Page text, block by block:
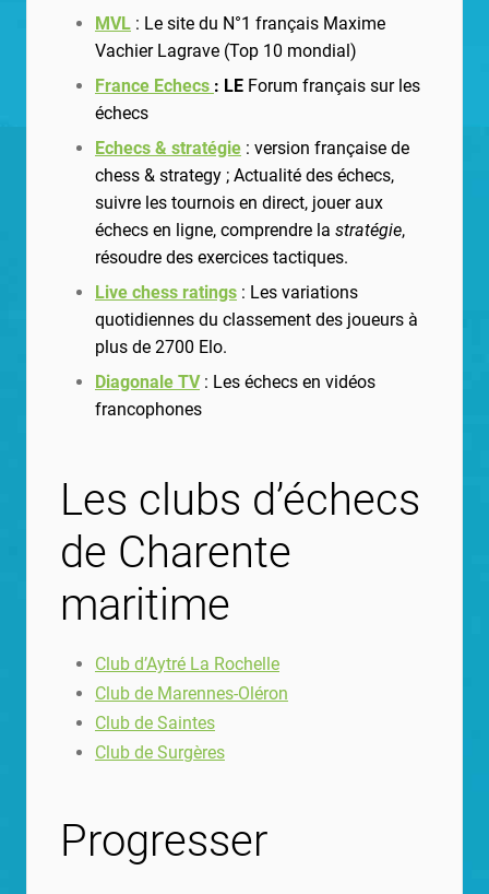
MVL : Le site du N°1 français Maxime
Vachier Lagrave (Top 10 mondial)
France Echecs : LE Forum français sur les
échecs
Echecs & stratégie : version française de
chess & strategy ; Actualité des échecs,
suivre les tournois en direct, jouer aux
échecs en ligne, comprendre la stratégie,
résoudre des exercices tactiques.
Live chess ratings : Les variations
quotidiennes du classement des joueurs à
plus de 2700 Elo.
Diagonale TV: Les échecs en vidéos
francophones
Les clubs d’échecs
de Charente
maritime
Club d’Aytré La Rochelle
Club de Marennes-Oléron
Club de Saintes
Club de Surgères
Progresser